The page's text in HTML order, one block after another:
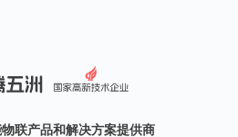
联产品和解决方案提供商